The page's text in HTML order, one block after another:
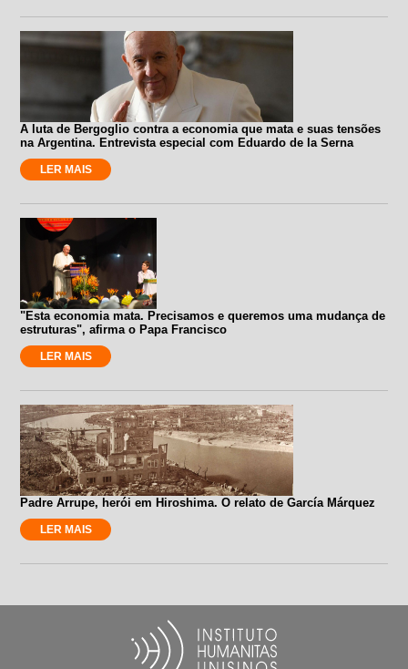
A luta de Bergoglio contra a economia que mata e suas tensões
na Argentina. Entrevista especial com Eduardo de la Serna
LER MAIS
"Esta economia mata. Precisamos e queremos uma mudança de
estruturas", afirma o Papa Francisco
LER MAIS
Padre Arrupe, herói em Hiroshima. O relato de García Márquez
LER MAIS